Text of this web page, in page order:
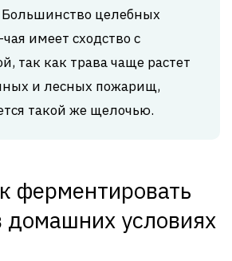
целебных
имеет сходство с
так как трава чаще растет
и лесных пожарищ,
такой же щелочью.
ферментировать
домашних условиях